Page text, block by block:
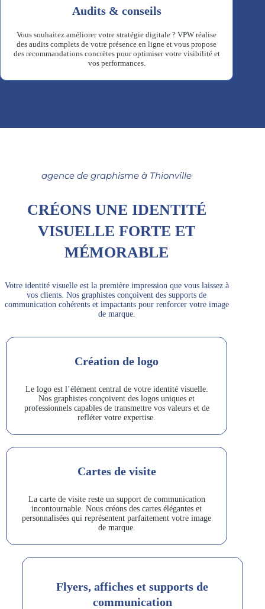
Audits & conseils
Vous souhaitez améliorer votre stratégie digitale ? VPW réalise
des audits complets de votre présence en ligne et vous propose
des recommandations concrètes pour optimiser votre visibilité et
vos performances.
agence de graphisme à Thionville
CRÉONS UNE IDENTITÉ
VISUELLE FORTE ET
MÉMORABLE
Votre identité visuelle est la première impression que vous laissez à
vos clients. Nos graphistes conçoivent des supports de
communication cohérents et impactants pour renforcer votre image
de marque.
Création de logo
Le logo est l’élément central de votre identité visuelle.
Nos graphistes conçoivent des logos uniques et
professionnels capables de transmettre vos valeurs et de
refléter votre expertise.
Cartes de visite
La carte de visite reste un support de communication
incontournable. Nous créons des cartes élégantes et
personnalisées qui représentent parfaitement votre image
de marque.
Flyers, affiches et supports de
communication